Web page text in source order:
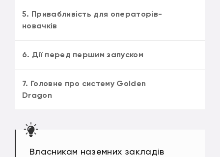
5. Привабливість для операторів-
новачків
6. Дії перед першим запуском
7. Головне про систему Golden
Dragon
Власникам наземних закладів